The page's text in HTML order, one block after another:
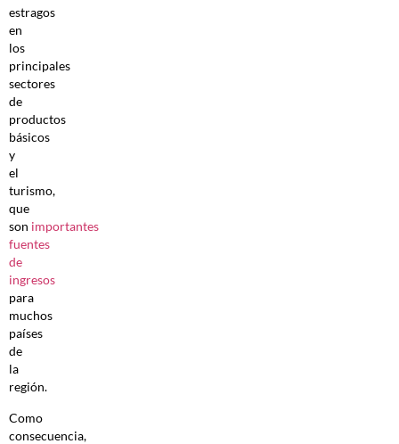
estragos
en
los
principales
sectores
de
productos
básicos
y
el
turismo,
que
son importantes
fuentes
de
ingresos
para
muchos
países
de
la
región.
Como
consecuencia,